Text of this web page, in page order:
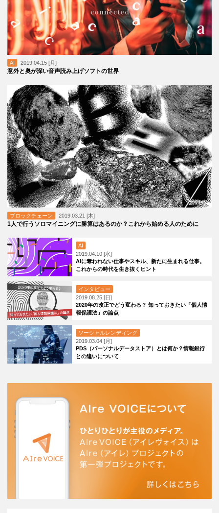
AI 2019.04.15 [月]
意外と奥が深い音声読み上げソフトの世界
ブロックチェーン 2019.03.21 [木]
1人で行うソロマイニングに勝算はあるのか？これから始める人のために
AI
2019.04.10 [水]
AIに奪われない仕事やスキル、新たに生まれる仕事。
これからの時代を生き抜くヒント
インタビュー
2019.08.25 [日]
2020年の改正でどう変わる？ 知っておきたい「個人情
報保護法」の論点
ソーシャルレンディング
2019.03.04 [月]
PDS（パーソナルデータストア）とは何か？情報銀行
との違いについて